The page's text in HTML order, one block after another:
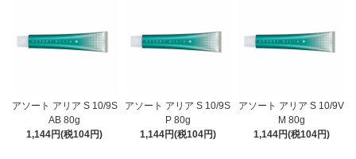
アソート アリア S 10/9S
AB 80g
1,144円(税104円)
アソート アリア S 10/9S
P 80g
1,144円(税104円)
アソート アリア S 10/9V
M 80g
1,144円(税104円)